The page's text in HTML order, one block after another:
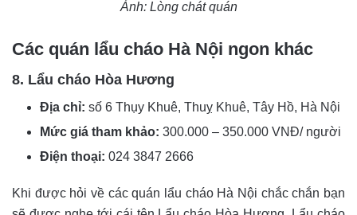
Ảnh: Lòng chát quán
Các quán lẩu cháo Hà Nội ngon khác
8. Lẩu cháo Hòa Hương
Địa chỉ: số 6 Thụy Khuê, Thuỵ Khuê, Tây Hồ, Hà Nội
Mức giá tham khảo: 300.000 – 350.000 VNĐ/ người
Điện thoại: 024 3847 2666
Khi được hỏi về các quán lẩu cháo Hà Nội chắc chắn bạn